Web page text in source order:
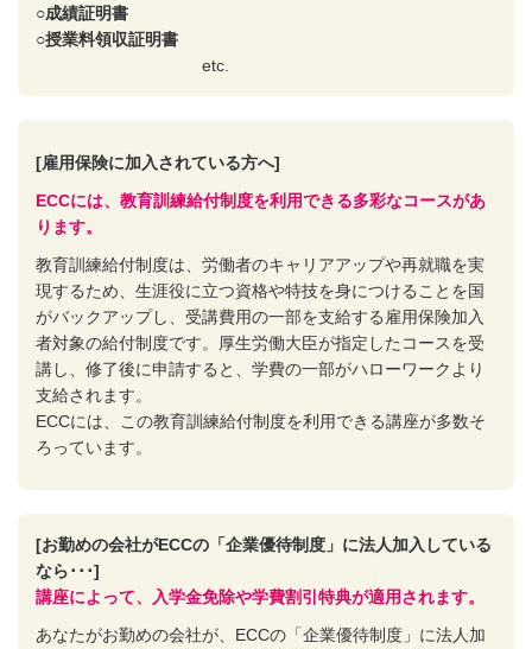
○成績証明書
○授業料領収証明書
etc.
[雇用保険に加入されている方へ]
ECCには、教育訓練給付制度を利用できる多彩なコースがあ
ります。
教育訓練給付制度は、労働者のキャリアアップや再就職を実
現するため、生涯役に立つ資格や特技を身につけることを国
がバックアップし、受講費用の一部を支給する雇用保険加入
者対象の給付制度です。厚生労働大臣が指定したコースを受
講し、修了後に申請すると、学費の一部がハローワークより
支給されます。
ECCには、この教育訓練給付制度を利用できる講座が多数そ
ろっています。
[お勤めの会社がECCの「企業優待制度」に法人加入している
なら･･･]
講座によって、入学金免除や学費割引特典が適用されます。
あなたがお勤めの会社が、ECCの「企業優待制度」に法人加